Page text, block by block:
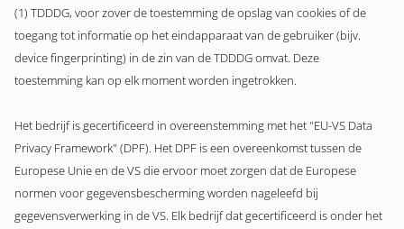
(1) TDDDG, voor zover de toestemming de opslag van cookies of de
toegang tot informatie op het eindapparaat van de gebruiker (bijv.
device fingerprinting) in de zin van de TDDDG omvat. Deze
toestemming kan op elk moment worden ingetrokken.
Het bedrijf is gecertificeerd in overeenstemming met het "EU-VS Data
Privacy Framework" (DPF). Het DPF is een overeenkomst tussen de
Europese Unie en de VS die ervoor moet zorgen dat de Europese
normen voor gegevensbescherming worden nageleefd bij
gegevensverwerking in de VS. Elk bedrijf dat gecertificeerd is onder het